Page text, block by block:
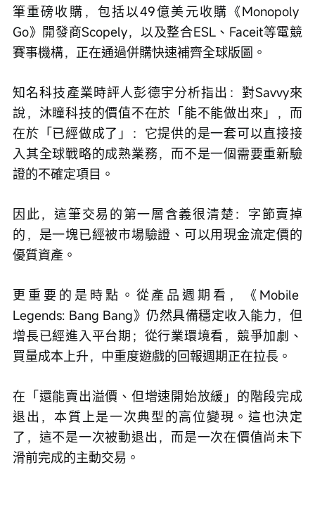
筆重磅收購，包括以49億美元收購《Monopoly
Go》開發商Scopely，以及整合ESL、Faceit等電競
賽事機構，正在通過併購快速補齊全球版圖。
知名科技產業時評人彭德宇分析指出：對Savvy來
說，沐瞳科技的價值不在於「能不能做出來」，而
在於「已經做成了」：它提供的是一套可以直接接
入其全球戰略的成熟業務，而不是一個需要重新驗
證的不確定項目。
因此，這筆交易的第一層含義很清楚：字節賣掉
的，是一塊已經被市場驗證、可以用現金流定價的
優質資產。
更重要的是時點。從產品週期看，《Mobile
Legends: Bang Bang》仍然具備穩定收入能力，但
增長已經進入平台期；從行業環境看，競爭加劇、
買量成本上升，中重度遊戲的回報週期正在拉長。
在「還能賣出溢價、但增速開始放緩」的階段完成
退出，本質上是一次典型的高位變現。這也決定
了，這不是一次被動退出，而是一次在價值尚未下
滑前完成的主動交易。